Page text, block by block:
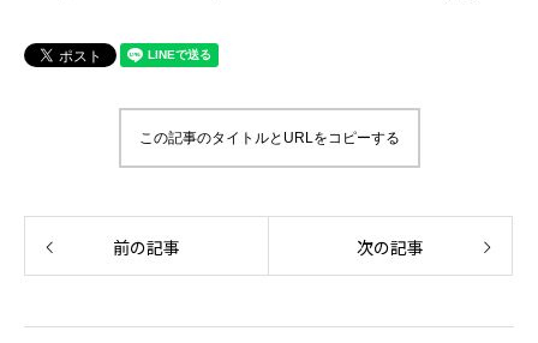
この記事のタイトルとURLをコピーする
前の記事 次の記事